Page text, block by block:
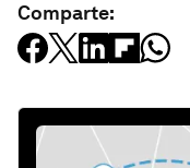
Comparte: